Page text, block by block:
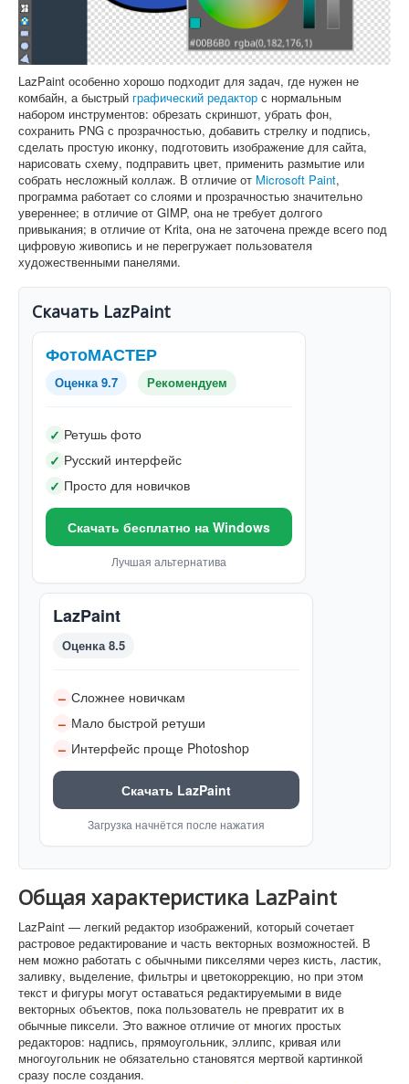
LazPaint особенно хорошо подходит для задач, где нужен не
комбайн, а быстрый графический редактор с нормальным
набором инструментов: обрезать скриншот, убрать фон,
сохранить PNG с прозрачностью, добавить стрелку и подпись,
сделать простую иконку, подготовить изображение для сайта,
нарисовать схему, подправить цвет, применить размытие или
собрать несложный коллаж. В отличие от Microsoft Paint,
программа работает со слоями и прозрачностью значительно
увереннее; в отличие от GIMP, она не требует долгого
привыкания; в отличие от Krita, она не заточена прежде всего под
цифровую живопись и не перегружает пользователя
художественными панелями.
Скачать LazPaint
ФотоМАСТЕР
Оценка 9.7 Рекомендуем
✓ Ретушь фото
✓ Русский интерфейс
✓ Просто для новичков
Скачать бесплатно на Windows
Лучшая альтернатива
LazPaint
Оценка 8.5
– Сложнее новичкам
– Мало быстрой ретуши
– Интерфейс проще Photoshop
Скачать LazPaint
Загрузка начнётся после нажатия
Общая характеристика LazPaint
LazPaint — легкий редактор изображений, который сочетает
растровое редактирование и часть векторных возможностей. В
нем можно работать с обычными пикселями через кисть, ластик,
заливку, выделение, фильтры и цветокоррекцию, но при этом
текст и фигуры могут оставаться редактируемыми в виде
векторных объектов, пока пользователь не превратит их в
обычные пиксели. Это важное отличие от многих простых
редакторов: надпись, прямоугольник, эллипс, кривая или
многоугольник не обязательно становятся мертвой картинкой
сразу после создания.